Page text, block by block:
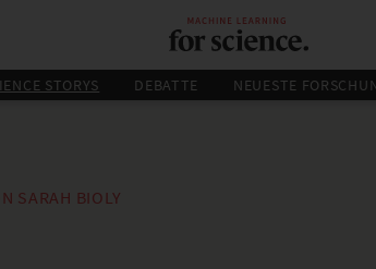
STORYS DEBATTE NEUESTE
SARAH BIOLY